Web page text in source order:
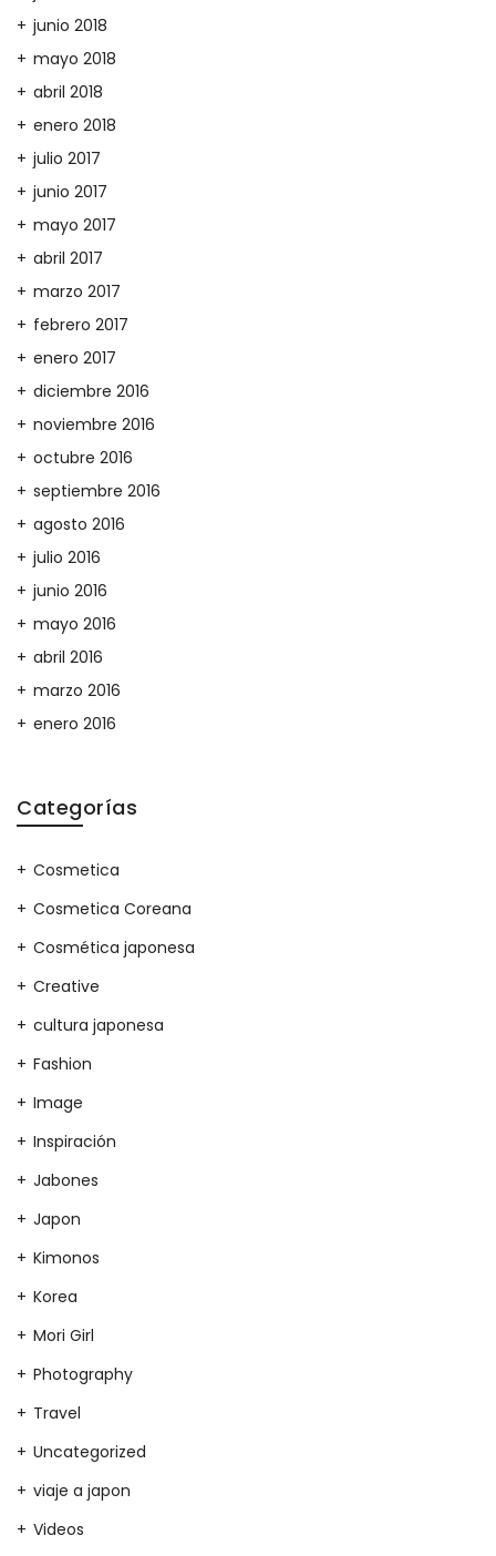
junio 2018
mayo 2018
abril 2018
enero 2018
julio 2017
junio 2017
mayo 2017
abril 2017
marzo 2017
febrero 2017
enero 2017
diciembre 2016
noviembre 2016
octubre 2016
septiembre 2016
agosto 2016
julio 2016
junio 2016
mayo 2016
abril 2016
marzo 2016
enero 2016
Categorías
Cosmetica
Cosmetica Coreana
Cosmética japonesa
Creative
cultura japonesa
Fashion
Image
Inspiración
Jabones
Japon
Kimonos
Korea
Mori Girl
Photography
Travel
Uncategorized
viaje a japon
Videos